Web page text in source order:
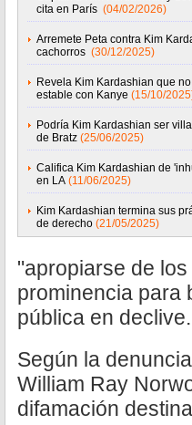
cita en París (04/02/2026)
Arremete Peta contra Kim
cachorros (30/12/2025)
Revela Kim Kardashian que
estable con Kanye (15/10/
Podría Kim Kardashian ser
de Bratz (25/06/2025)
Califica Kim Kardashian de
en LA (11/06/2025)
Kim Kardashian termina sus
de derecho (21/05/2025)
"apropiarse de
prominencia para
pública en declive.
Según la
William Ray
difamación